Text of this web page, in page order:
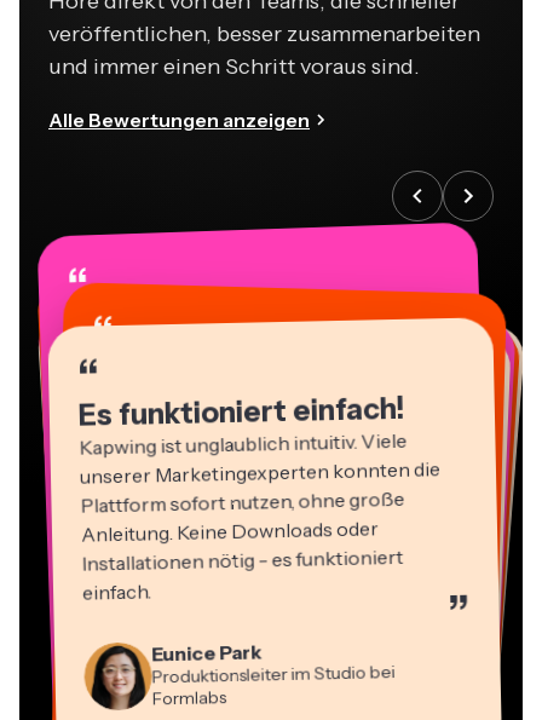
veröffentlichen, besser zusammenarbeiten
und immer einen Schritt voraus sind.
“
Es funktioniert einfach!
Kapwing ist unglaublich intuitiv. Viele
unserer Marketingexperten konnten die
Plattform sofort nutzen, ohne große
Anleitung. Keine Downloads oder
Installationen nötig - es funktioniert
einfach. ”
Produktionsleiter im Studio bei
Formlabs
“
Vannesia Darby
“
Geschäftsführender Partner bei
EPATHLON
“
Kerry-lee Farla
YouTuber
“
Gracie Peng
Content-Direktor
“
Martin James
“
Heidi Rae
Bildung
“
Berater
“
Mitch Rawlings
Freiberuflicher Informationsdienstleister
“
Dina Segovia
Virtueller Freelance-Mitarbeiter